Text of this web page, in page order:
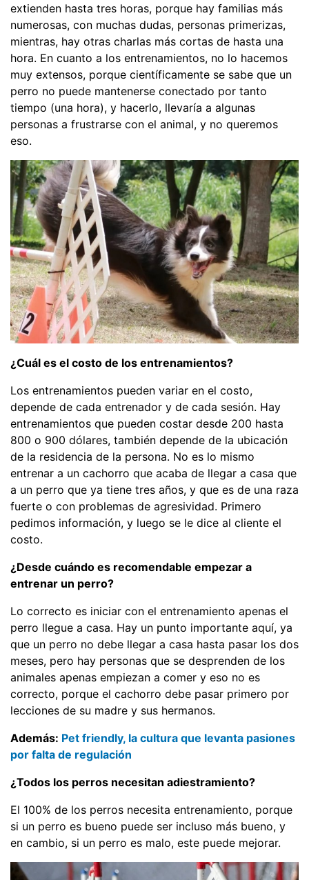
extienden hasta tres horas, porque hay familias más
numerosas, con muchas dudas, personas primerizas,
mientras, hay otras charlas más cortas de hasta una
hora. En cuanto a los entrenamientos, no lo hacemos
muy extensos, porque científicamente se sabe que un
perro no puede mantenerse conectado por tanto
tiempo (una hora), y hacerlo, llevaría a algunas
personas a frustrarse con el animal, y no queremos
eso.
¿Cuál es el costo de los entrenamientos?
Los entrenamientos pueden variar en el costo,
depende de cada entrenador y de cada sesión. Hay
entrenamientos que pueden costar desde 200 hasta
800 o 900 dólares, también depende de la ubicación
de la residencia de la persona. No es lo mismo
entrenar a un cachorro que acaba de llegar a casa que
a un perro que ya tiene tres años, y que es de una raza
fuerte o con problemas de agresividad. Primero
pedimos información, y luego se le dice al cliente el
costo.
¿Desde cuándo es recomendable empezar a
entrenar un perro?
Lo correcto es iniciar con el entrenamiento apenas el
perro llegue a casa. Hay un punto importante aquí, ya
que un perro no debe llegar a casa hasta pasar los dos
meses, pero hay personas que se desprenden de los
animales apenas empiezan a comer y eso no es
correcto, porque el cachorro debe pasar primero por
lecciones de su madre y sus hermanos.
Además: Pet friendly, la cultura que levanta pasiones
por falta de regulación
¿Todos los perros necesitan adiestramiento?
El 100% de los perros necesita entrenamiento, porque
si un perro es bueno puede ser incluso más bueno, y
en cambio, si un perro es malo, este puede mejorar.